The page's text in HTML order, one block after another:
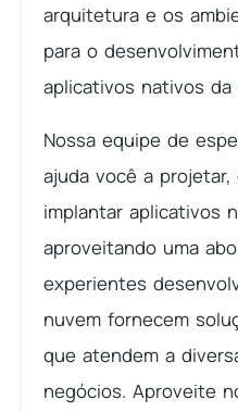
arquitetura e os
para o
aplicativos nativos da
Nossa equipe de
ajuda você a
implantar aplicativos
aproveitando uma
experientes
nuvem fornecem
que atendem a
negócios. Aproveite